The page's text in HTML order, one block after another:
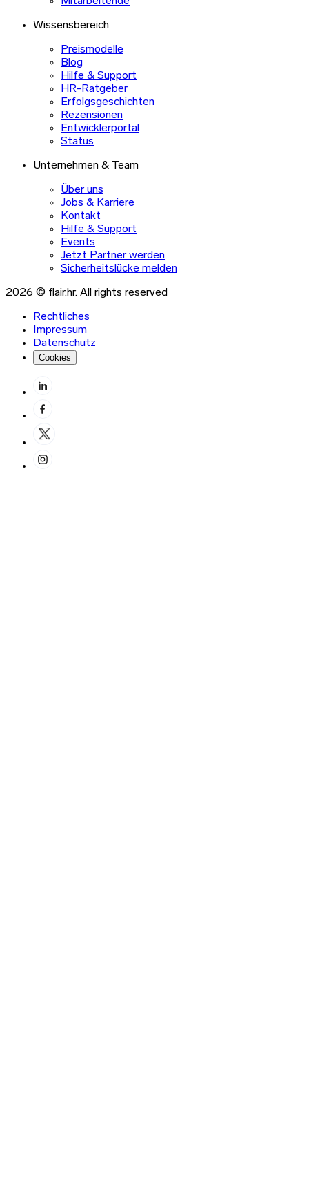
Wissensbereich
Preismodelle
Blog
Hilfe & Support
HR-Ratgeber
Erfolgsgeschichten
Rezensionen
Entwicklerportal
Status
Unternehmen & Team
Über uns
Jobs & Karriere
Kontakt
Hilfe & Support
Events
Jetzt Partner werden
Sicherheitslücke melden
2026 © flair.hr. All rights reserved
Rechtliches
Impressum
Datenschutz
Cookies